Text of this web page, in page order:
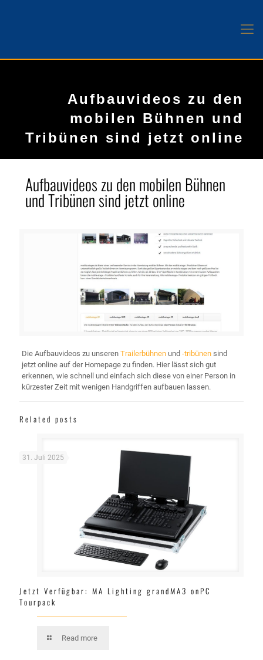
Aufbauvideos zu den
mobilen Bühnen und
Tribünen sind jetzt online
Aufbauvideos zu den mobilen Bühnen
und Tribünen sind jetzt online
Die Aufbauvideos zu unseren Trailerbühnenund -tribünensind
jetzt online auf der Homepage zu finden. Hier lässt sich gut
erkennen, wie schnell und einfach sich diese von einer Person in
kürzester Zeit mit wenigen Handgriffen aufbauen lassen.
Related posts
31. Juli 2025
Jetzt Verfügbar: MA Lighting grandMA3 onPC
Tourpack
Read more